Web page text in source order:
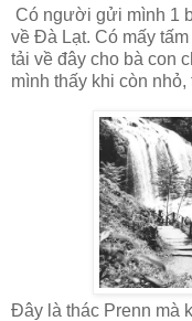
Có người gửi mình 1
về Đà Lạt. Có mấy
tải về đây cho bà con
mình thấy khi còn
Đây là thác Prenn mà